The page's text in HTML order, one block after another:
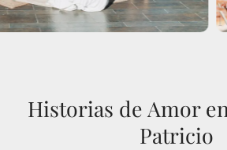
Historias de Amor
Patricio